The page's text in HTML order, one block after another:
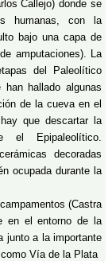
Callejo) donde se
humanas, con la
bajo una capa de
amputaciones). La
del Paleolítico
hallado algunas
de la cueva en el
que descartar la
el Epipaleolítico.
decoradas
ocupada durante la
(Castra
en el entorno de la
junto a la importante
Vía de la Plata